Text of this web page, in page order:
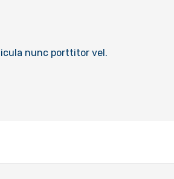
nunc porttitor vel.